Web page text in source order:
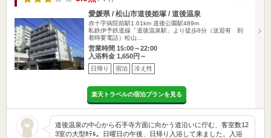
愛媛県 / 松山市道後姫塚 / 道後温泉
赤十字病院前駅1.61km 道後公園駅489m
私鉄伊予鉄道線「道後温泉駅」より徒歩8分（送迎有 到
着時要電話）松山…
営業時間 15:00～22:00
入浴料金 1,650円～
日帰り 宿泊 冷え性
楽天トラベルの宿泊プランを見る
道後温泉の中心から石手寺方面に向かう道沿いに佇む、客室数12
3室の大型ﾎﾃﾙ。日曜日の午後、日帰り入浴して来ました。入浴